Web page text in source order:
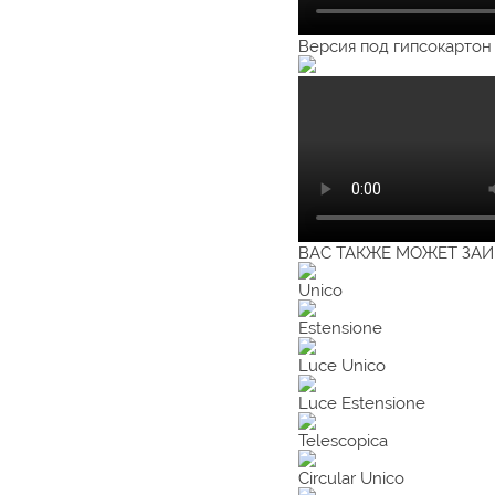
Версия под гипсокартон
ВАС ТАКЖЕ МОЖЕТ
Unico
Estensione
Luce Unico
Luce Estensione
Telescopica
Circular Unico